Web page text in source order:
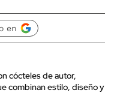
en
cócteles de autor,
combinan estilo, diseño y